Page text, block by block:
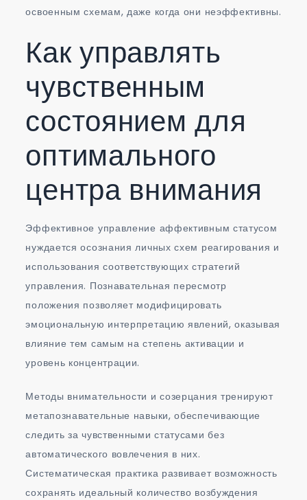
освоенным схемам, даже когда они неэффективны.
Как управлять
чувственным
состоянием для
оптимального
центра внимания
Эффективное управление аффективным статусом
нуждается осознания личных схем реагирования и
использования соответствующих стратегий
управления. Познавательная пересмотр
положения позволяет модифицировать
эмоциональную интерпретацию явлений, оказывая
влияние тем самым на степень активации и
уровень концентрации.
Методы внимательности и созерцания тренируют
метапознавательные навыки, обеспечивающие
следить за чувственными статусами без
автоматического вовлечения в них.
Систематическая практика развивает возможность
сохранять идеальный количество возбуждения